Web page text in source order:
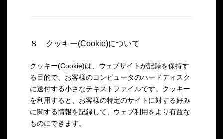
８ クッキー(Cookie)について
クッキー(Cookie)は、ウェブサイトが記録を保持す
る目的で、お客様のコンピュータのハードディスク
に送付する小さなテキストファイルです。クッキー
を利用すると、お客様の特定のサイトに対する好み
に関する情報を記録して、ウェブ利用をより有益な
ものにできます。